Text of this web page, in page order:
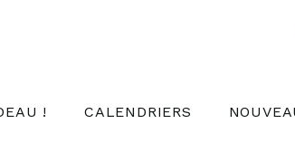
! CALENDRIERS